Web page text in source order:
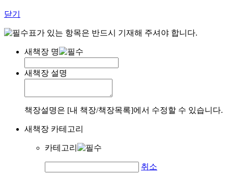
닫기
표가 있는 항목은 반드시 기재해 주셔야 합니다.
새책장 명
새책장 설명
책장설명은 [내 책장/책장목록]에서 수정할 수 있습니다.
새책장 카테고리
카테고리
취소